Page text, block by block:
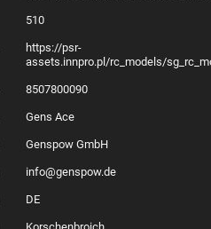
510
https://psr-
assets.innpro.pl/rc_models/
8507800090
Gens Ace
Genspow GmbH
info@genspow.de
DE